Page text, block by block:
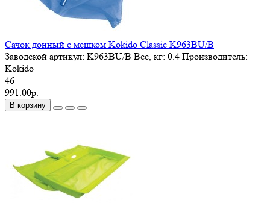
Сачок донный с мешком Kokido Classic K963BU/B
Заводской артикул: K963BU/B Вес, кг: 0.4 Производитель:
Kokido
46
991.00р.
В корзину